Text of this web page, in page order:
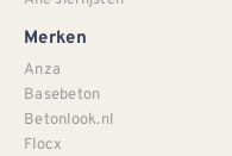
Merken
Anza
Basebeton
Betonlook.nl
Flocx